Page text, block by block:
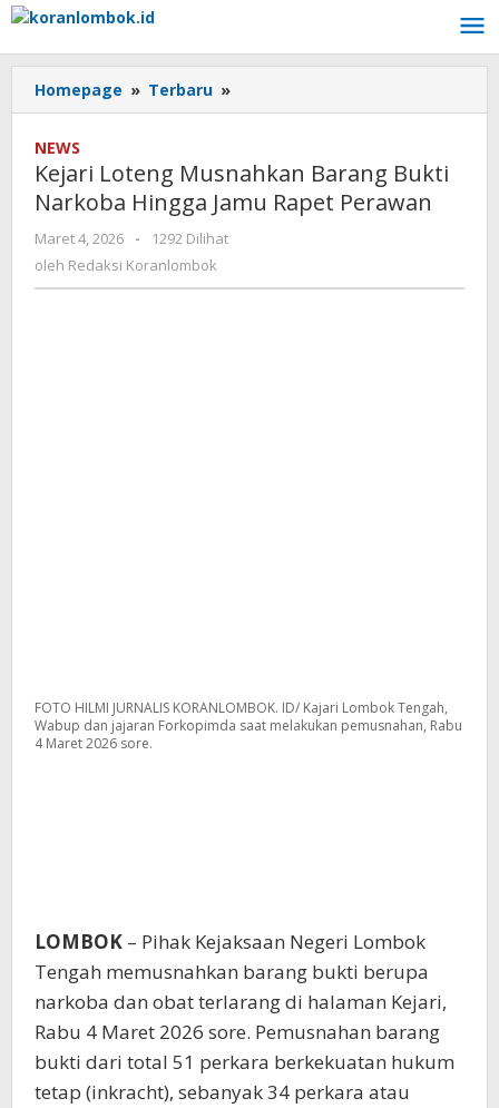
Lewati
konten
Homepage » Terbaru »
Loteng
Barang
Bukti
Narkoba
NEWS
Kejari Loteng Musnahkan Barang Bukti
Narkoba Hingga Jamu Rapet Perawan
Maret 4, 2026
oleh
Redaksi
-
1292 Dilihat
oleh Redaksi Koranlombok
FOTO HILMI JURNALIS KORANLOMBOK. ID/ Kajari Lombok Tengah,
Wabup dan jajaran Forkopimda saat melakukan pemusnahan, Rabu
4 Maret 2026 sore.
LOMBOK – Pihak Kejaksaan Negeri Lombok
Tengah memusnahkan barang bukti berupa
narkoba dan obat terlarang di halaman Kejari,
Rabu 4 Maret 2026 sore. Pemusnahan barang
bukti dari total 51 perkara berkekuatan hukum
tetap (inkracht), sebanyak 34 perkara atau